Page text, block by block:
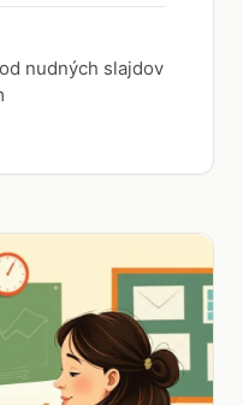
nudných slajdov